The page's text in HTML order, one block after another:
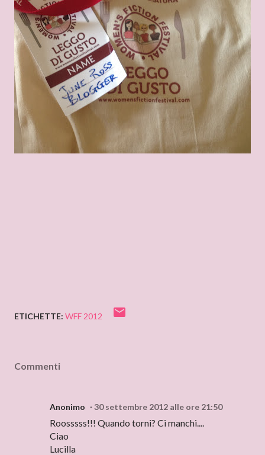
ETICHETTE: WFF 2012
Commenti
Anonimo 30 settembre 2012 alle ore 21:50
Roosssss!!! Quando torni? Ci manchi....
Ciao
Lucilla